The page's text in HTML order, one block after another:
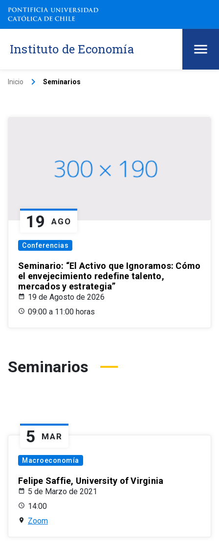
Instituto de Economía
Inicio keyboard_arrow_right Seminarios
19 AGO
Conferencias
Seminario: “El Activo que Ignoramos: Cómo
el envejecimiento redefine talento,
mercados y estrategia”
19 de Agosto de 2026
09:00 a 11:00 horas
Seminarios
5 MAR
Macroeconomía
Felipe Saffie, University of Virginia
5 de Marzo de 2021
14:00
Zoom